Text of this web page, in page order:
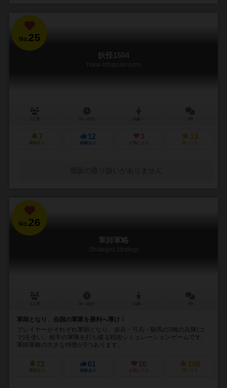
No.25
妖怪1504
Yokai Ichigozeroyon
7
興味あり
12
経験あり
3
お気に入り
13
持ってる
No.26
軍師軍略
Strategist Strategy
軍師となり、自国の軍隊を勝利へ導け！
プレイヤーがそれぞれ軍師となり、歩兵・弓兵・騎馬の3種の兵隊(コ
マ)を使い、相手の軍隊を打ち破る戦術シミュレーションゲームです。
軍師軍略の大きな特徴が3つあります。 ...
72
興味あり
61
経験あり
16
お気に入り
108
持ってる